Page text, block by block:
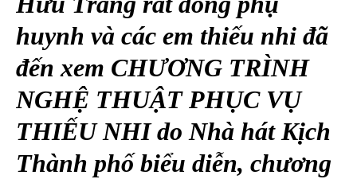
huynh và các em thiếu nhi đã
đến xem CHƯƠNG TRÌNH
NGHỆ THUẬT PHỤC VỤ
THIẾU NHI do Nhà hát Kịch
Thành phố biểu diễn, chương